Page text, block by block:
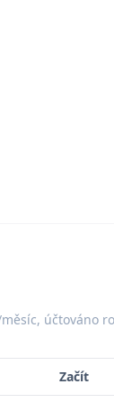
účtováno
Začít